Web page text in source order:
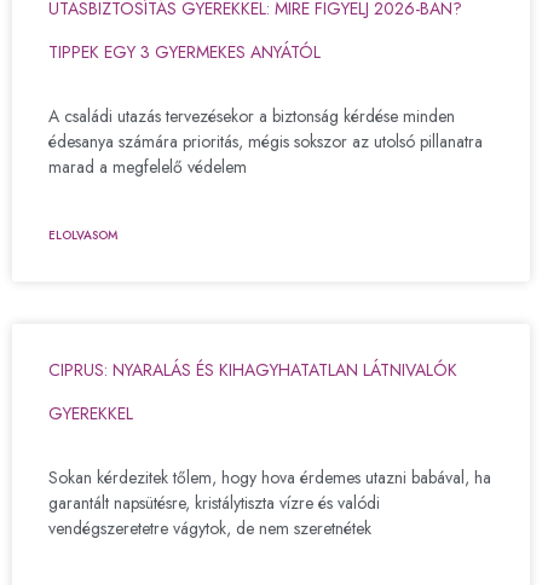
UTASBIZTOSÍTÁS GYEREKKEL: MIRE FIGYELJ 2026-BAN?
TIPPEK EGY 3 GYERMEKES ANYÁTÓL
A családi utazás tervezésekor a biztonság kérdése minden
édesanya számára prioritás, mégis sokszor az utolsó pillanatra
marad a megfelelő védelem
ELOLVASOM
CIPRUS: NYARALÁS ÉS KIHAGYHATATLAN LÁTNIVALÓK
GYEREKKEL
Sokan kérdezitek tőlem, hogy hova érdemes utazni babával, ha
garantált napsütésre, kristálytiszta vízre és valódi
vendégszeretetre vágytok, de nem szeretnétek